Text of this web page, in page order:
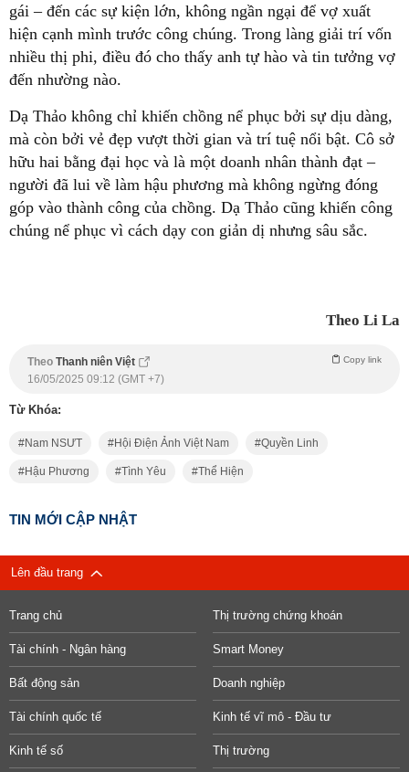
gái – đến các sự kiện lớn, không ngần ngại để vợ xuất
hiện cạnh mình trước công chúng. Trong làng giải trí vốn
nhiều thị phi, điều đó cho thấy anh tự hào và tin tưởng vợ
đến nhường nào.
Dạ Thảo không chỉ khiến chồng nể phục bởi sự dịu dàng,
mà còn bởi vẻ đẹp vượt thời gian và trí tuệ nổi bật. Cô sở
hữu hai bằng đại học và là một doanh nhân thành đạt –
người đã lui về làm hậu phương mà không ngừng đóng
góp vào thành công của chồng. Dạ Thảo cũng khiến công
chúng nể phục vì cách dạy con giản dị nhưng sâu sắc.
Theo Li La
Theo Thanh niên Việt Copy link
16/05/2025 09:12 (GMT +7)
Từ Khóa:
Nam NSƯT Hội Điện Ảnh Việt Nam Quyền Linh
Hậu Phương Tình Yêu Thể Hiện
TIN MỚI CẬP NHẬT
Lên đầu trang
Trang chủ Thị trường chứng khoán
Tài chính - Ngân hàng Smart Money
Bất động sản Doanh nghiệp
Tài chính quốc tế Kinh tế vĩ mô - Đầu tư
Kinh tế số Thị trường